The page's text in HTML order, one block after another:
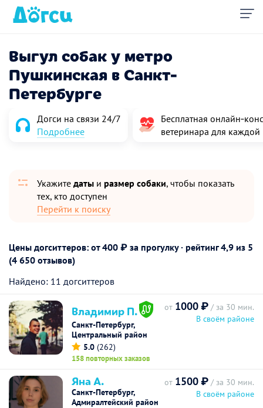
Выгул собак у метро
Пушкинская в Санкт-
Петербурге
Догси на связи 24/7
Подробнее
Бесплатная
ветеринара для
Укажите даты и размер собаки, чтобы показать
тех, кто доступен
Перейти к поиску
Цены догситтеров: от 400 ₽ за прогулку · рейтинг4,9 из 5
(4 650 отзывов)
Найдено: 11 догситтеров
Владимир П.
Санкт-Петербург,
Центральный район
5.0 (262)
158 повторных заказов
от 1000 ₽ / за 30 мин.
В своём районе
Яна А.
Санкт-Петербург,
Адмиралтейский район
от 1500 ₽ / за 30 мин.
В своём районе